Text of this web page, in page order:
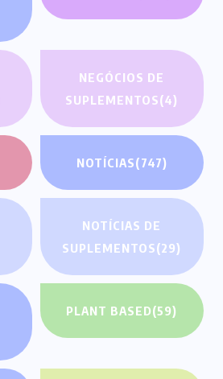
NEGÓCIOS DE
SUPLEMENTOS(4)
NOTÍCIAS(747)
NOTÍCIAS DE
SUPLEMENTOS(29)
PLANT BASED(59)